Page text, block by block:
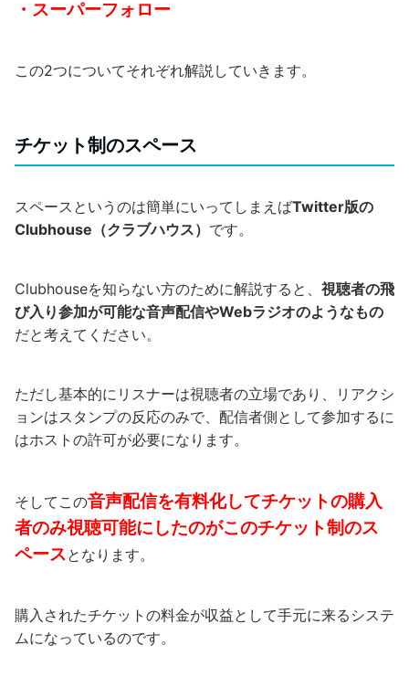
・スーパーフォロー
この2つについてそれぞれ解説していきます。
チケット制のスペース
スペースというのは簡単にいってしまえばTwitter版の
Clubhouse（クラブハウス） です。
Clubhouseを知らない方のために解説すると、 視聴者の飛
び入り参加が可能な音声配信やWebラジオのようなもの
だと考えてください。
ただし基本的にリスナーは視聴者の立場であり、リアクシ
ョンはスタンプの反応のみで、配信者側として参加するに
はホストの許可が必要になります。
そしてこの音声配信を有料化してチケットの購入
者のみ視聴可能にしたのがこのチケット制のス
ペースとなります。
購入されたチケットの料金が収益として手元に来るシステ
ムになっているのです。